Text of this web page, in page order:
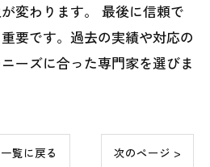
変わります。 最後に信頼で
要です。過去の実績や対応の
ーズに合った専門家を選びま
一覧に戻る 次のページ >